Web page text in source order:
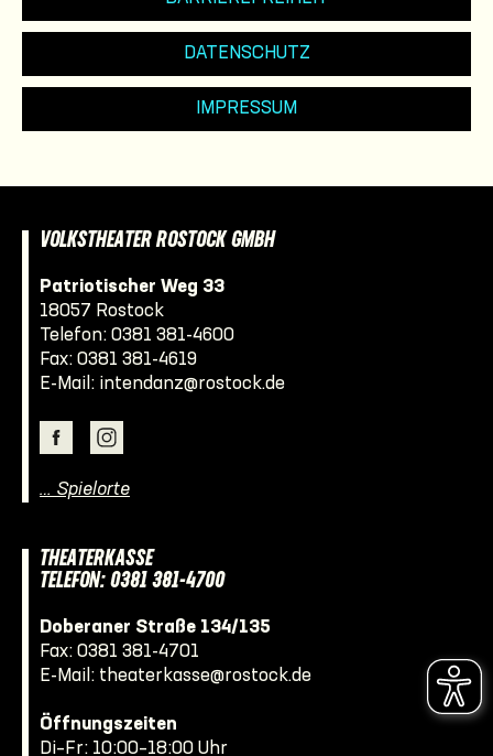
DATENSCHUTZ
IMPRESSUM
VOLKSTHEATER ROSTOCK GMBH
Patriotischer Weg 33
18057 Rostock
Telefon: 0381 381-4600
Fax: 0381 381-4619
E-Mail: intendanz@rostock.de
… Spielorte
THEATERKASSE
TELEFON: 0381 381-4700
Doberaner Straße 134/135
Fax: 0381 381-4701
E-Mail: theaterkasse@rostock.de
Öffnungszeiten
Di–Fr: 10:00–18:00 Uhr